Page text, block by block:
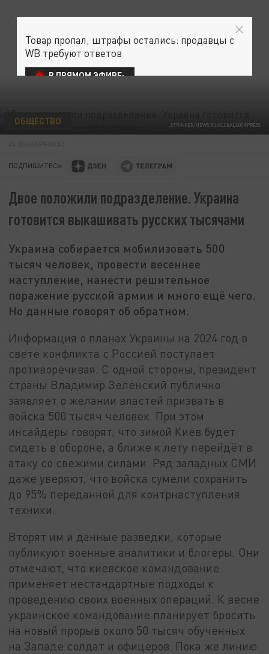
STRINGER/NEWS.RU/GLOBALLOOKPRESS
ОБЩЕСТВО
ПОДПИШИТЕСЬ:
Двое положили подразделение. Украина
готовится выкашивать русских тысячами
Украина собирается мобилизовать 500
тысяч человек, провести весеннее
наступление, нанести решительное
поражение русской армии и много ещё чего.
Но данные говорят об обратном.
Информация о планах Украины на 2024 год в
свете конфликта с Россией поступает
противоречивая. С одной стороны, президент
страны Владимир Зеленский публично
заявляет о желании властей призвать в
войска 500 тысяч человек. При этом
инсайдеры говорят, что зимой Киев будет
сидеть в обороне, а ближе к лету перейдёт в
атаку со свежими силами. Ряд западных СМИ
даже уверяют, что войска сумели сохранить
до 95% переданной для контрнаступления
техники.
Вторят им и данные разведки, которые
публикуют военные аналитики и блогеры. Они
отмечают, что киевское командование
применяет нестандартные подходы к
проведению своих военных операций. К весне
украинское командование планирует бросить
на новый прорыв около 50 тысяч обученных
на Западе солдат и офицеров. Пока же линию
Товар пропал, штрафы остались: продавцы с
WB требуют ответов
В ПРЯМОМ ЭФИРЕ: